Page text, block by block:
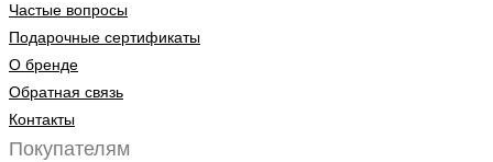
Частые вопросы
Подарочные сертификаты
О бренде
Обратная связь
Контакты
Покупателям